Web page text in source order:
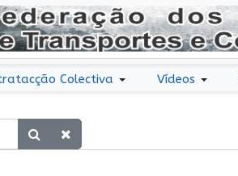
Colectiva Vídeos